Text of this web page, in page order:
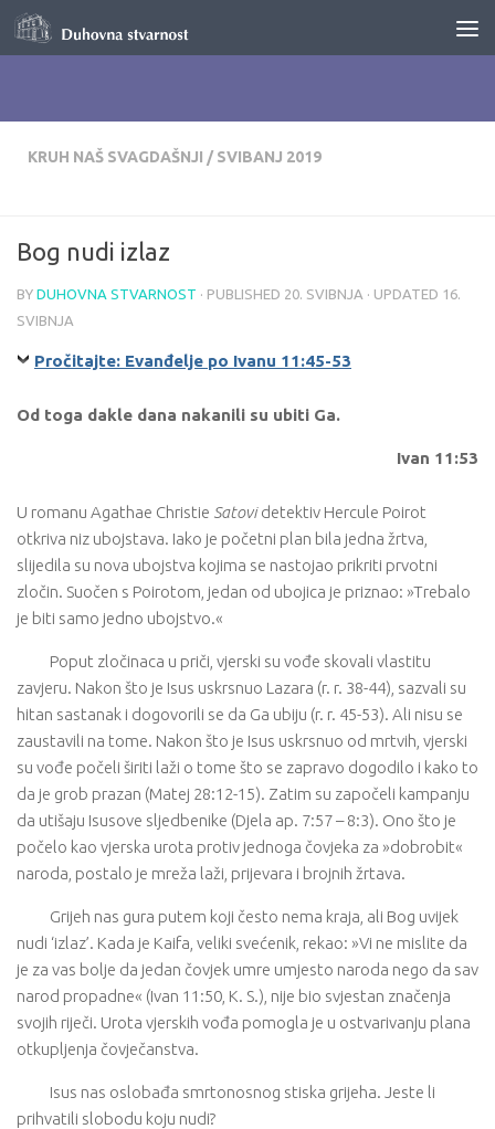
Skip to content
KRUH NAŠ SVAGDAŠNJI / SVIBANJ 2019
Bog nudi izlaz
BY DUHOVNA STVARNOST · PUBLISHED 20. SVIBNJA · UPDATED 16.
SVIBNJA
Pročitajte: Evanđelje po Ivanu 11:45-53
Od toga dakle dana nakanili su ubiti Ga.
Ivan 11:53
U romanu Agathae Christie Satovidetektiv Hercule Poirot
otkriva niz ubojstava. Iako je početni plan bila jedna žrtva,
slijedila su nova ubojstva kojima se nastojao prikriti prvotni
zločin. Suočen s Poirotom, jedan od ubojica je priznao: »Trebalo
je biti samo jedno ubojstvo.«
Poput zločinaca u priči, vjerski su vođe skovali vlastitu
zavjeru. Nakon što je Isus uskrsnuo Lazara (r. r. 38-44), sazvali su
hitan sastanak i dogovorili se da Ga ubiju (r. r. 45-53). Ali nisu se
zaustavili na tome. Nakon što je Isus uskrsnuo od mrtvih, vjerski
su vođe počeli širiti laži o tome što se zapravo dogodilo i kako to
da je grob prazan (Matej 28:12-15). Zatim su započeli kampanju
da utišaju Isusove sljedbenike (Djela ap. 7:57 – 8:3). Ono što je
počelo kao vjerska urota protiv jednoga čovjeka za »dobrobit«
naroda, postalo je mreža laži, prijevara i brojnih žrtava.
Grijeh nas gura putem koji često nema kraja, ali Bog uvijek
nudi ‘izlaz’. Kada je Kaifa, veliki svećenik, rekao: »Vi ne mislite da
je za vas bolje da jedan čovjek umre umjesto naroda nego da sav
narod propadne« (Ivan 11:50, K. S.), nije bio svjestan značenja
svojih riječi. Urota vjerskih vođa pomogla je u ostvarivanju plana
otkupljenja čovječanstva.
Isus nas oslobađa smrtonosnog stiska grijeha. Jeste li
prihvatili slobodu koju nudi?